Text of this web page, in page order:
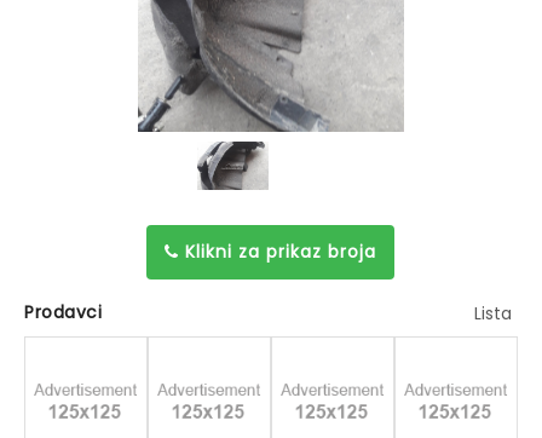
Klikni za prikaz broja
Prodavci Lista